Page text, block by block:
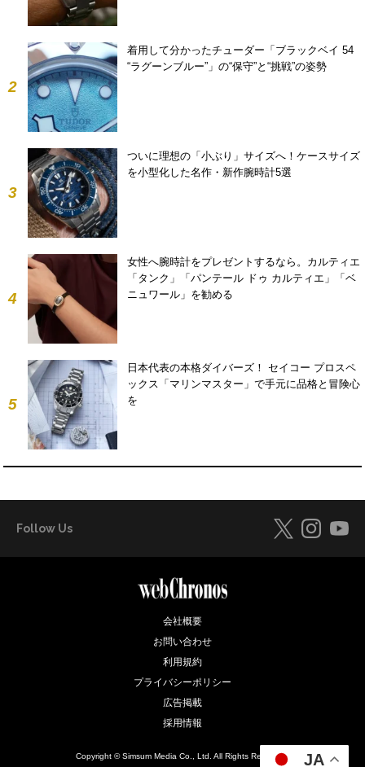
2
着用して分かったチューダー「ブラックベイ 54
“ラグーンブルー”」の“保守”と“挑戦”の姿勢
3
ついに理想の「小ぶり」サイズへ！ケースサイズ
を小型化した名作・新作腕時計5選
4
女性へ腕時計をプレゼントするなら。カルティエ
「タンク」「パンテール ドゥ カルティエ」「ベ
ニュワール」を勧める
5
日本代表の本格ダイバーズ！ セイコー プロスペ
ックス「マリンマスター」で手元に品格と冒険心
を
Follow Us
会社概要
お問い合わせ
利用規約
プライバシーポリシー
広告掲載
採用情報
Copyright © Simsum Media Co., Ltd. All Rights Reserved. JA